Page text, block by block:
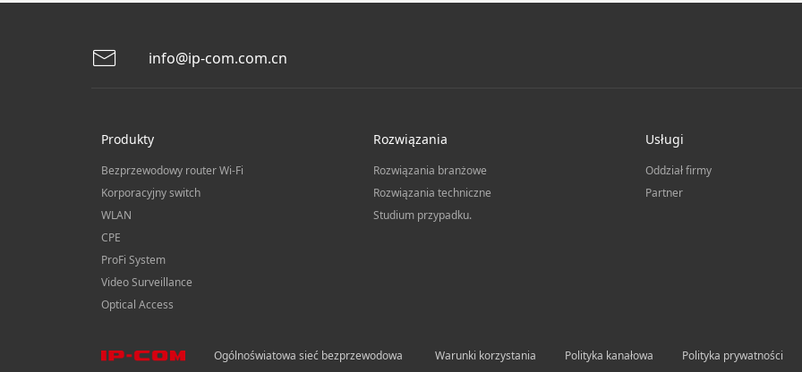
info@ip-com.com.cn
Produkty
Bezprzewodowy router Wi-Fi
Korporacyjny switch
WLAN
CPE
ProFi System
Video Surveillance
Optical Access
Rozwiązania
Rozwiązania branżowe
Rozwiązania techniczne
Studium przypadku.
Usługi
Oddział firmy
Partner
Ogólnoświatowa sieć bezprzewodowa Warunki korzystania Polityka kanałowa Polityka prywatności